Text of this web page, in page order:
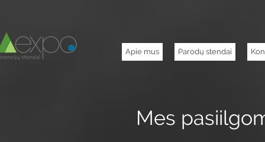
Apie mus Parodų stendai
Mes